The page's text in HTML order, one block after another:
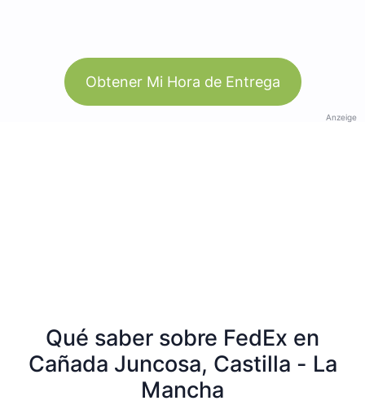
Obtener Mi Hora de Entrega
Anzeige
Qué saber sobre FedEx en
Cañada Juncosa, Castilla - La
Mancha